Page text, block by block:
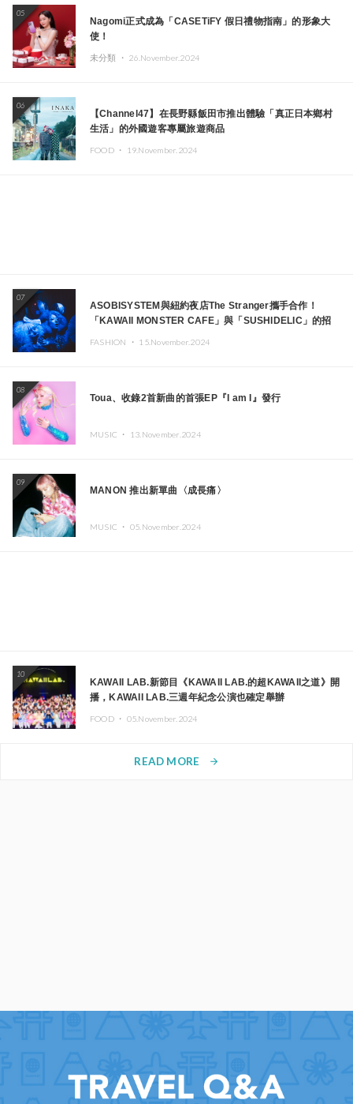
05
Nagomi正式成為「CASETiFY 假日禮物指南」的形象大
使！
未分類 ・ 26.November.2024
06
【Channel47】在長野縣飯田市推出體驗「真正日本鄉村
生活」的外國遊客專屬旅遊商品
FOOD ・ 19.November.2024
07
ASOBISYSTEM與紐約夜店The Stranger攜手合作！
「KAWAII MONSTER CAFE」與「SUSHIDELIC」的招
FASHION ・ 15.November.2024
08
Toua、收錄2首新曲的首張EP『I am I』發行
MUSIC ・ 13.November.2024
09
MANON 推出新單曲〈成長痛〉
MUSIC ・ 05.November.2024
10
KAWAII LAB.新節目《KAWAII LAB.的超KAWAII之道》開
播，KAWAII LAB.三週年紀念公演也確定舉辦
FOOD ・ 05.November.2024
READ MORE arrow_forward